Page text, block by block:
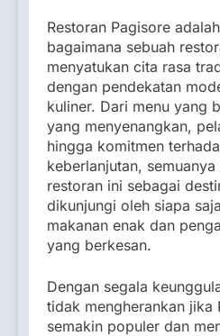
Restoran Pagisore
bagaimana sebuah
menyatukan cita rasa
dengan pendekatan
kuliner. Dari menu yang
yang menyenangkan,
hingga komitmen
keberlanjutan,
restoran ini sebagai
dikunjungi oleh siapa
makanan enak dan
yang berkesan.
Dengan segala
tidak mengherankan jika
semakin populer dan